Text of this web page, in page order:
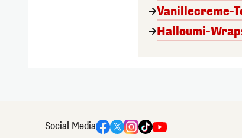
Vanillecreme-
Halloumi-
Social Media